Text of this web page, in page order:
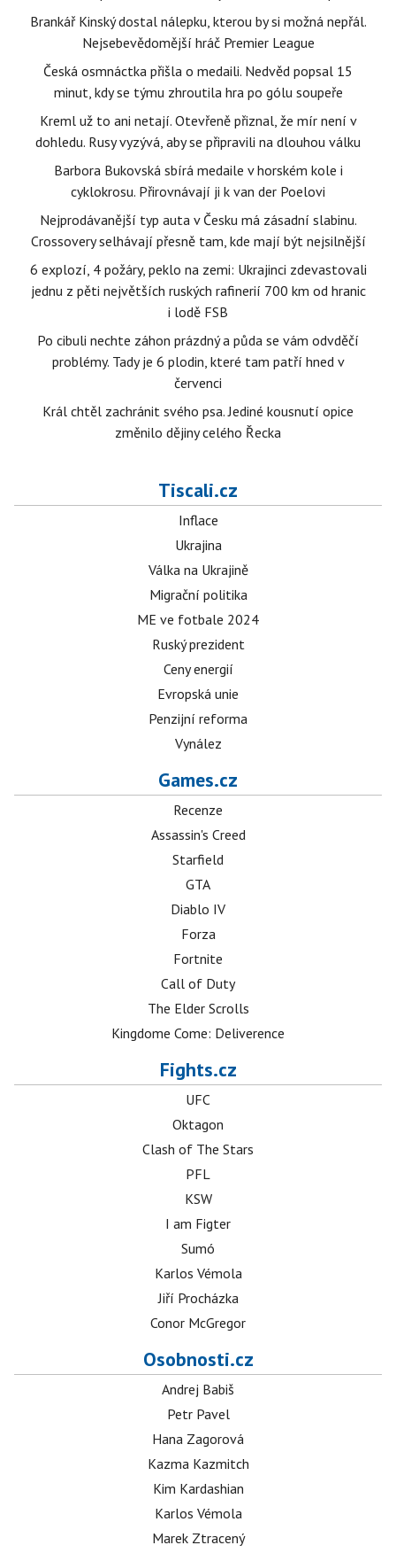
Brankář Kinský dostal nálepku, kterou by si možná nepřál.
Nejsebevědomější hráč Premier League
Česká osmnáctka přišla o medaili. Nedvěd popsal 15
minut, kdy se týmu zhroutila hra po gólu soupeře
Kreml už to ani netají. Otevřeně přiznal, že mír není v
dohledu. Rusy vyzývá, aby se připravili na dlouhou válku
Barbora Bukovská sbírá medaile v horském kole i
cyklokrosu. Přirovnávají ji k van der Poelovi
Nejprodávanější typ auta v Česku má zásadní slabinu.
Crossovery selhávají přesně tam, kde mají být nejsilnější
6 explozí, 4 požáry, peklo na zemi: Ukrajinci zdevastovali
jednu z pěti největších ruských rafinerií 700 km od hranic
i lodě FSB
Po cibuli nechte záhon prázdný a půda se vám odvděčí
problémy. Tady je 6 plodin, které tam patří hned v
červenci
Král chtěl zachránit svého psa. Jediné kousnutí opice
změnilo dějiny celého Řecka
Tiscali.cz
Inflace
Ukrajina
Válka na Ukrajině
Migrační politika
ME ve fotbale 2024
Ruský prezident
Ceny energií
Evropská unie
Penzijní reforma
Vynález
Games.cz
Recenze
Assassin's Creed
Starfield
GTA
Diablo IV
Forza
Fortnite
Call of Duty
The Elder Scrolls
Kingdome Come: Deliverence
Fights.cz
UFC
Oktagon
Clash of The Stars
PFL
KSW
I am Figter
Sumó
Karlos Vémola
Jiří Procházka
Conor McGregor
Osobnosti.cz
Andrej Babiš
Petr Pavel
Hana Zagorová
Kazma Kazmitch
Kim Kardashian
Karlos Vémola
Marek Ztracený